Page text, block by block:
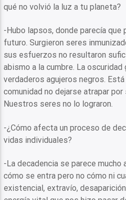
qué no volvió la luz a tu planeta?
-Hubo lapsos, donde parecía que
futuro. Surgieron seres
sus esfuerzos no resultaron
abismo a la cumbre. La oscuridad
verdaderos agujeros negros.
comunidad no dejarse atrapar
Nuestros seres no lo lograron.
-¿Cómo afecta un proceso de
vidas individuales?
-La decadencia se parece mucho
cómo se entra pero no cómo ni
existencial, extravío,